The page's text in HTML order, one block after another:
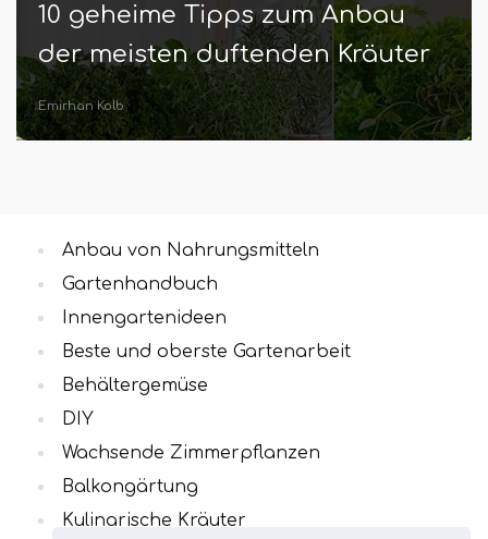
56 Arten von Hoya -Sorten mit
Bildern von Instagram
Hr. Eren Schedler
Anbau von Nahrungsmitteln
Gartenhandbuch
Innengartenideen
Beste und oberste Gartenarbeit
Behältergemüse
DIY
Wachsende Zimmerpflanzen
Balkongärtung
Kulinarische Kräuter